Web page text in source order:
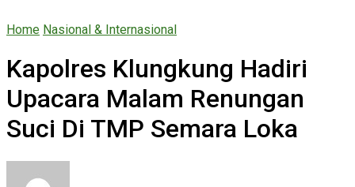
Home Nasional & Internasional
Kapolres Klungkung Hadiri
Upacara Malam Renungan
Suci Di TMP Semara Loka